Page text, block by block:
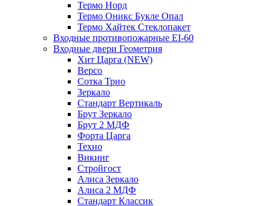
Термо Норд
Термо Оникс Букле Опал
Термо Хайтек Стеклопакет
Входные противопожарные EI-60
Входные двери Геометрия
Хит Царга (NEW)
Версо
Сотка Трио
Зеркало
Стандарт Вертикаль
Брут Зеркало
Брут 2 МДФ
Форта Царга
Техно
Викинг
Стройгост
Алиса Зеркало
Алиса 2 МДФ
Стандарт Классик